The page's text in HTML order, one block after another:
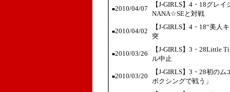
■2010/04/07
【J-GIRLS】4・18グレ
NANA☆SEと対戦
■2010/04/02
【J-GIRLS】4・18“美人
突
■2010/03/26
【J-GIRLS】3・28Little
ル中止
■2010/03/20
【J-GIRLS】3・28初の
ボクシングで戦う」